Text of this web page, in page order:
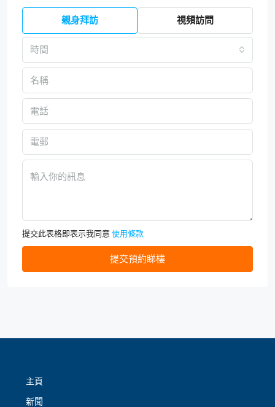
親身拜訪 視頻訪問
時間
提交此表格即表示我同意 使用條款
提交預約睇樓
主頁
新聞